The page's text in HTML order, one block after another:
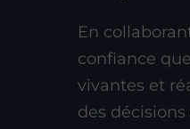
En
confiance
vivantes et
des